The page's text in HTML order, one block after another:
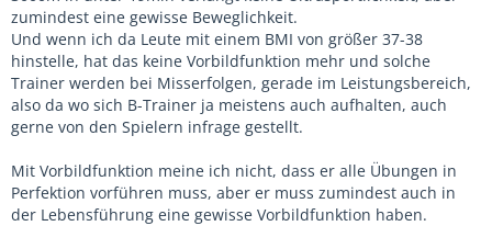
fußkranke Spieler, oder der eine oder andere, der zu
intensiv in der dritten Halbzeit unterwegs war. Die sieht
man dann mit schmerverzerrtem Gesicht um den Platz
humpeln?
So groß ist die Coaching Zone jetzt auch wieder nicht...
zumindest eine gewisse Beweglichkeit.
Und wenn ich da Leute mit einem BMI von größer 37-38
hinstelle, hat das keine Vorbildfunktion mehr und solche
Trainer werden bei Misserfolgen, gerade im Leistungsbereich,
also da wo sich B-Trainer ja meistens auch aufhalten, auch
gerne von den Spielern infrage gestellt.
Mit Vorbildfunktion meine ich nicht, dass er alle Übungen in
Perfektion vorführen muss, aber er muss zumindest auch in
der Lebensführung eine gewisse Vorbildfunktion haben.